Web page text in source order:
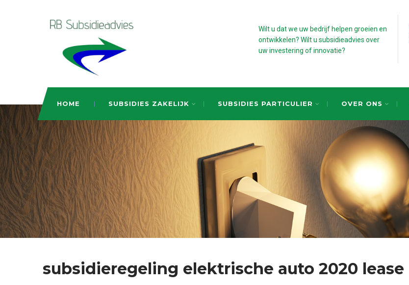
Wilt u dat we uw bedrijf helpen groeien en
ontwikkelen? Wilt u subsidieadvies over
uw investering of innovatie?
HOME SUBSIDIES ZAKELIJK SUBSIDIES PARTICULIER OVER ONS
subsidieregeling elektrische auto 2020 lease